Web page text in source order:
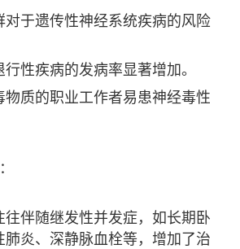
对于遗传性神经系统疾病的风险
性疾病的发病率显著增加。
物质的职业工作者易患神经毒性
：
往伴随继发性并发症，如长期卧
肺炎、深静脉血栓等，增加了治